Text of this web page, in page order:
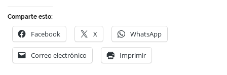
Comparte esto:
Facebook X WhatsApp
Correo electrónico Imprimir